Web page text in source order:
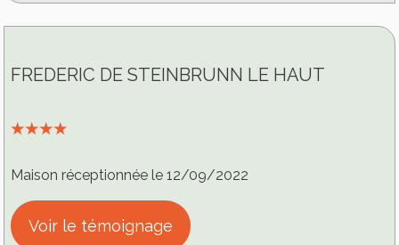
FREDERIC DE STEINBRUNN LE HAUT
⭑⭑⭑⭑
Maison réceptionnée le 12/09/2022
Voir le témoignage